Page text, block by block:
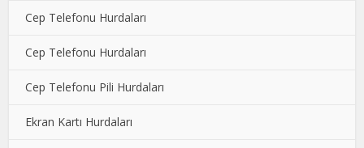
Cep Telefonu Hurdaları
Cep Telefonu Hurdaları
Cep Telefonu Pili Hurdaları
Ekran Kartı Hurdaları